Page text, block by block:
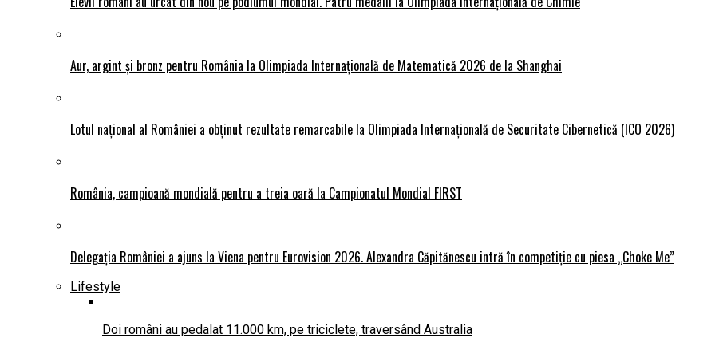
Aur, argint și bronz pentru România la Olimpiada Internațională de Matematică 2026 de la Shanghai
Lotul național al României a obținut rezultate remarcabile la Olimpiada Internațională de Securitate Cibernetică (ICO 2026)
România, campioană mondială pentru a treia oară la Campionatul Mondial FIRST
Delegația României a ajuns la Viena pentru Eurovision 2026. Alexandra Căpitănescu intră în competiție cu piesa „Choke Me”
Lifestyle
Doi români au pedalat 11.000 km, pe triciclete, traversând Australia